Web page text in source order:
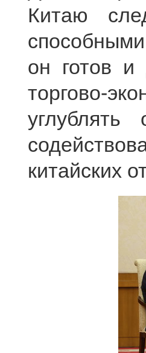
Китаю
он готов и
торгово-
китайских